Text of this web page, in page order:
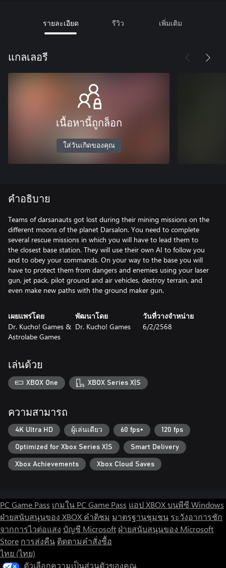
รายละเอียด รีวิว เพิ่มเติม
แกลเลอรี
เนื้อหานี้ถูกล็อก
ใส่วันเกิดของคุณ
คำอธิบาย
Teams of darsanauts got lost during their mining missions on the
different moons of the planet Darsalon. You need to complete
several rescue missions in which you will have to lead them to
the closest base station. They will use their own AI to follow you
and to obey your commands. On your way to the base you will
have to protect them from dangers and enemies using your laser
gun, jet pack, pilot ground and air vehicles, destroy terrain, and
even make new paths with the ground maker gun.
เผยแพร่โดย
Dr. Kucho! Games &
Astrolabe Games
พัฒนาโดย
Dr. Kucho! Games
วันที่วางจำหน่าย
6/2/2568
เล่นด้วย
XBOX One XBOX Series X|S
ความสามารถ
4K Ultra HD ผู้เล่นเดียว 60 fps+ 120 fps
Optimized for Xbox Series X|S Smart Delivery
Xbox Achievements Xbox Cloud Saves
PC Game Pass เกมใน PC Game Pass แอป XBOX บนพีซี Windows
ฝ่ายสนับสนุนของ XBOX คำติชม มาตรฐานชุมชน ระวังอาการชัก
จากการไวต่อแสง บัญชี Microsoft ฝ่ายสนับสนุนของ Microsoft
Store การส่งคืน ติดตามคำสั่งซื้อ
ไทย (ไทย)
ตัวเลือกความเป็นส่วนตัวของคุณ